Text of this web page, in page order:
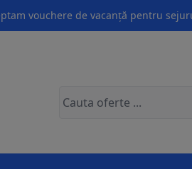
vouchere de vacanță pentru